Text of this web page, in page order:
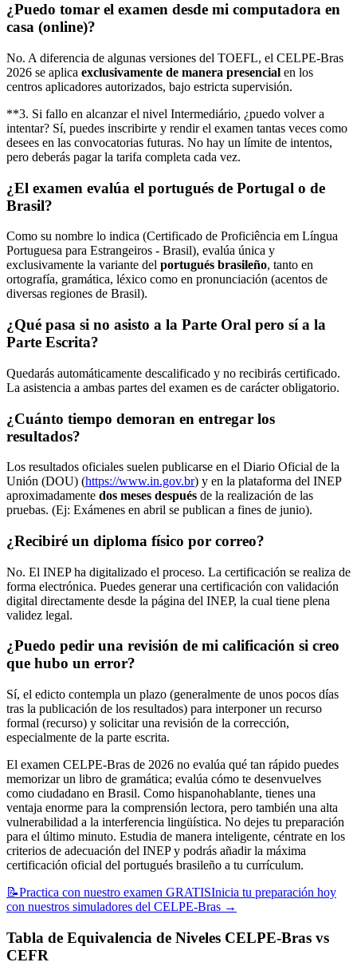
¿Puedo tomar el examen desde mi computadora en
casa (online)?
No. A diferencia de algunas versiones del TOEFL, el CELPE-Bras
2026 se aplica exclusivamente de manera presencial en los
centros aplicadores autorizados, bajo estricta supervisión.
**3. Si fallo en alcanzar el nivel Intermediário, ¿puedo volver a
intentar? Sí, puedes inscribirte y rendir el examen tantas veces como
desees en las convocatorias futuras. No hay un límite de intentos,
pero deberás pagar la tarifa completa cada vez.
¿El examen evalúa el portugués de Portugal o de
Brasil?
Como su nombre lo indica (Certificado de Proficiência em Língua
Portuguesa para Estrangeiros - Brasil), evalúa única y
exclusivamente la variante del portugués brasileño, tanto en
ortografía, gramática, léxico como en pronunciación (acentos de
diversas regiones de Brasil).
¿Qué pasa si no asisto a la Parte Oral pero sí a la
Parte Escrita?
Quedarás automáticamente descalificado y no recibirás certificado.
La asistencia a ambas partes del examen es de carácter obligatorio.
¿Cuánto tiempo demoran en entregar los
resultados?
Los resultados oficiales suelen publicarse en el Diario Oficial de la
Unión (DOU) (https://www.in.gov.br) y en la plataforma del INEP
aproximadamente dos meses después de la realización de las
pruebas. (Ej: Exámenes en abril se publican a fines de junio).
¿Recibiré un diploma físico por correo?
No. El INEP ha digitalizado el proceso. La certificación se realiza de
forma electrónica. Puedes generar una certificación con validación
digital directamente desde la página del INEP, la cual tiene plena
validez legal.
¿Puedo pedir una revisión de mi calificación si creo
que hubo un error?
Sí, el edicto contempla un plazo (generalmente de unos pocos días
tras la publicación de los resultados) para interponer un recurso
formal (recurso) y solicitar una revisión de la corrección,
especialmente de la parte escrita.
El examen CELPE-Bras de 2026 no evalúa qué tan rápido puedes
memorizar un libro de gramática; evalúa cómo te desenvuelves
como ciudadano en Brasil. Como hispanohablante, tienes una
ventaja enorme para la comprensión lectora, pero también una alta
vulnerabilidad a la interferencia lingüística. No dejes tu preparación
para el último minuto. Estudia de manera inteligente, céntrate en los
criterios de adecuación del INEP y podrás añadir la máxima
certificación oficial del portugués brasileño a tu currículum.
📝Practica con nuestro examen GRATISInicia tu preparación hoy
con nuestros simuladores del CELPE-Bras →
Tabla de Equivalencia de Niveles CELPE-Bras vs
CEFR